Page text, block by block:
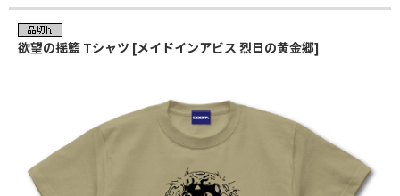
欲望の揺籃 Tシャツ [メイドインアビス 烈日の黄金郷]